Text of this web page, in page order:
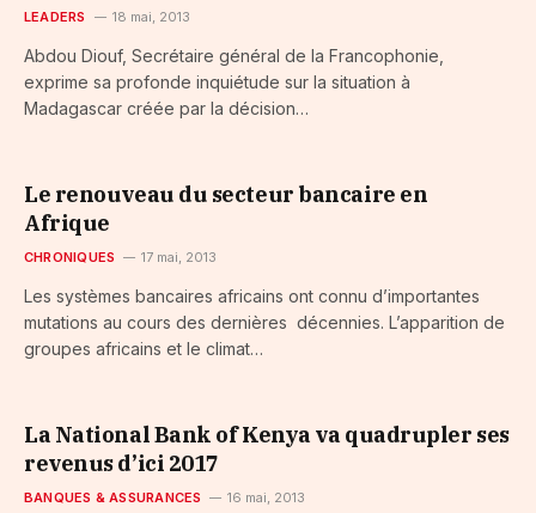
LEADERS 18 mai, 2013
Abdou Diouf, Secrétaire général de la Francophonie,
exprime sa profonde inquiétude sur la situation à
Madagascar créée par la décision…
Le renouveau du secteur bancaire en
Afrique
CHRONIQUES 17 mai, 2013
Les systèmes bancaires africains ont connu d’importantes
mutations au cours des dernières décennies. L’apparition de
groupes africains et le climat…
La National Bank of Kenya va quadrupler ses
revenus d’ici 2017
BANQUES & ASSURANCES 16 mai, 2013